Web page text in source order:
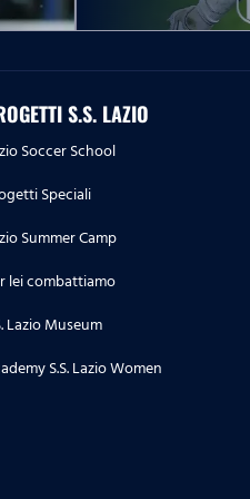
biancoceleste
24.07.26
Lazio
di Beatrix
Lazio Women |
S.S. LAZIO
Soccer School
Speciali
Summer Camp
lei combattiamo
Lazio Museum
S.S. Lazio Women